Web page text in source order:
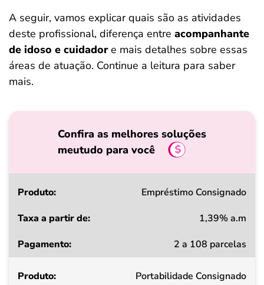
A seguir, vamos explicar quais são as atividades
deste profissional, diferença entre acompanhante
de idoso e cuidadore mais detalhes sobre essas
áreas de atuação. Continue a leitura para saber
mais.
Confira as melhores soluções
meutudo para você
Produto
a
de
Empréstimo Consignado
1,39% a.m
2 a 108 parcelas
Portabilidade Consignado